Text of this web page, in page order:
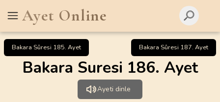
Ayet Online
Bakara Sûresi 185. Ayet Bakara Sûresi 187. Ayet
Bakara Suresi 186. Ayet
Ayeti dinle